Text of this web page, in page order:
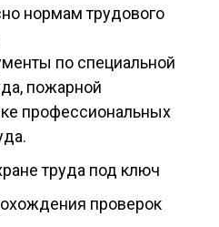
нормам трудового
по специальной
пожарной
профессиональных
труда под ключ
проверок